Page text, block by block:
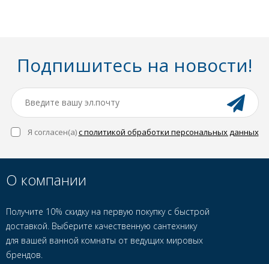
Подпишитесь на новости!
Я согласен(a)с политикой обработки персональных данных
О компании
Получите 10% скидку на первую покупку с быстрой
доставкой. Выберите качественную сантехнику
для вашей ванной комнаты от ведущих мировых
брендов.